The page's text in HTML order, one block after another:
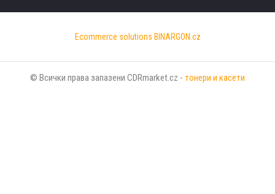
Ecommerce solutions BINARGON.cz
© Всички права запазени CDRmarket.cz - тонери и касети